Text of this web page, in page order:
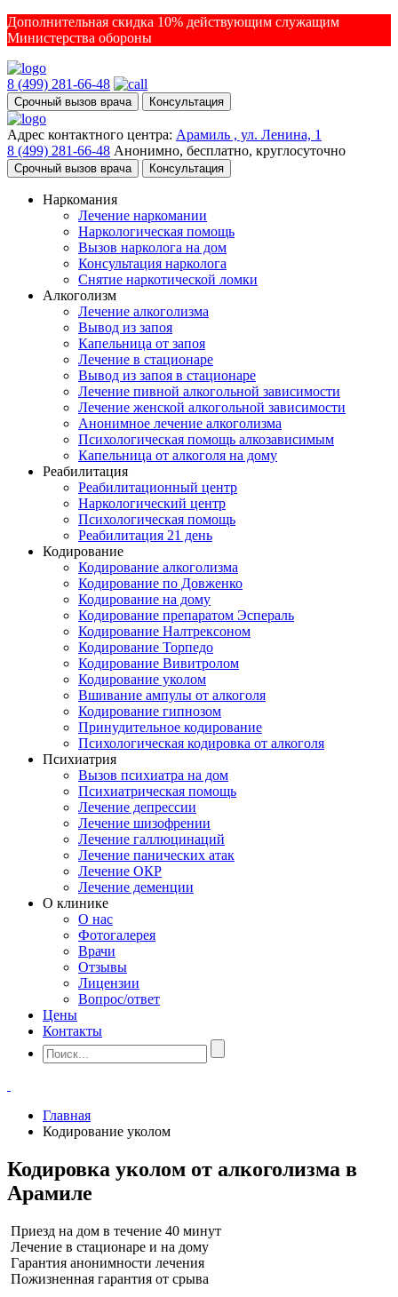
Дополнительная скидка 10% действующим служащим
Министерства обороны
8 (499) 281-66-48
Срочный вызов врача Консультация
Адрес контактного центра: Арамиль , ул. Ленина, 1
8 (499) 281-66-48 Анонимно, бесплатно, круглосуточно
Срочный вызов врача Консультация
Наркомания
Лечение наркомании
Наркологическая помощь
Вызов нарколога на дом
Консультация нарколога
Снятие наркотической ломки
Алкоголизм
Лечение алкоголизма
Вывод из запоя
Капельница от запоя
Лечение в стационаре
Вывод из запоя в стационаре
Лечение пивной алкогольной зависимости
Лечение женской алкогольной зависимости
Анонимное лечение алкоголизма
Психологическая помощь алкозависимым
Капельница от алкоголя на дому
Реабилитация
Реабилитационный центр
Наркологический центр
Психологическая помощь
Реабилитация 21 день
Кодирование
Кодирование алкоголизма
Кодирование по Довженко
Кодирование на дому
Кодирование препаратом Эспераль
Кодирование Налтрексоном
Кодирование Торпедо
Кодирование Вивитролом
Кодирование уколом
Вшивание ампулы от алкоголя
Кодирование гипнозом
Принудительное кодирование
Психологическая кодировка от алкоголя
Психиатрия
Вызов психиатра на дом
Психиатрическая помощь
Лечение депрессии
Лечение шизофрении
Лечение галлюцинаций
Лечение панических атак
Лечение ОКР
Лечение деменции
О клинике
О нас
Фотогалерея
Врачи
Отзывы
Лицензии
Вопрос/ответ
Цены
Контакты
Главная
Кодирование уколом
Кодировка уколом от алкоголизма в
Арамиле
Приезд на дом в течение 40 минут
Лечение в стационаре и на дому
Гарантия анонимности лечения
Пожизненная гарантия от срыва